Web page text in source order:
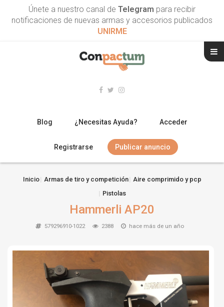
Únete a nuestro canal de Telegram para recibir
notificaciones de nuevas armas y accesorios publicados
UNIRME
Blog ¿Necesitas Ayuda? Acceder
Registrarse Publicar anuncio
AIRE COMPRIMIDO
OTRAS ARMAS
Inicio Armas de tiro y competición
Aire comprimido y pcp
Pistolas
Hammerli AP20
579296910-1022 2388 hace más de un año